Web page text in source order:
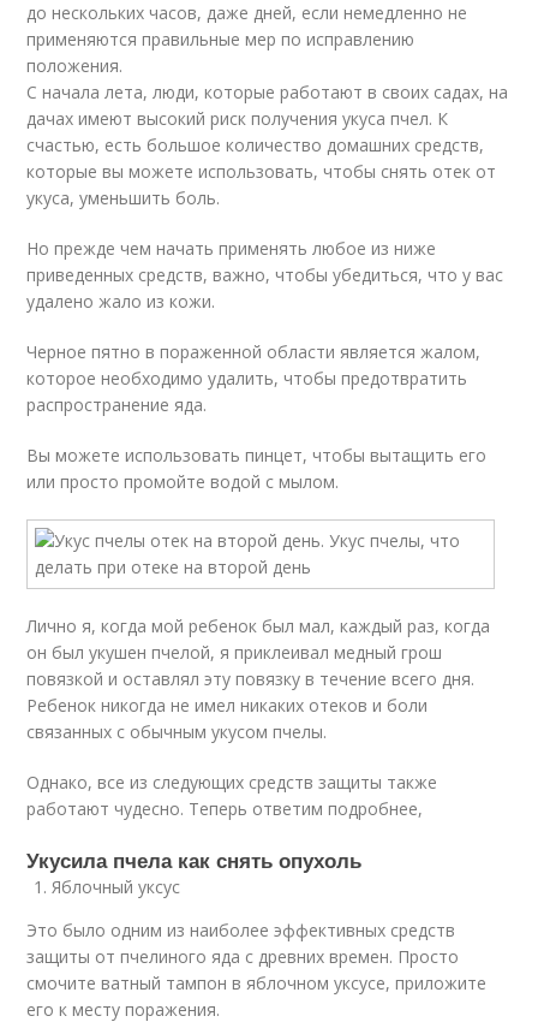
до нескольких часов, даже дней, если немедленно не
применяются правильные мер по исправлению
положения.
С начала лета, люди, которые работают в своих садах, на
дачах имеют высокий риск получения укуса пчел. К
счастью, есть большое количество домашних средств,
которые вы можете использовать, чтобы снять отек от
укуса, уменьшить боль.
Но прежде чем начать применять любое из ниже
приведенных средств, важно, чтобы убедиться, что у вас
удалено жало из кожи.
Черное пятно в пораженной области является жалом,
которое необходимо удалить, чтобы предотвратить
распространение яда.
Вы можете использовать пинцет, чтобы вытащить его
или просто промойте водой с мылом.
Лично я, когда мой ребенок был мал, каждый раз, когда
он был укушен пчелой, я приклеивал медный грош
повязкой и оставлял эту повязку в течение всего дня.
Ребенок никогда не имел никаких отеков и боли
связанных с обычным укусом пчелы.
Однако, все из следующих средств защиты также
работают чудесно. Теперь ответим подробнее,
Укусила пчела как снять опухоль
Яблочный уксус
Это было одним из наиболее эффективных средств
защиты от пчелиного яда с древних времен. Просто
смочите ватный тампон в яблочном уксусе, приложите
его к месту поражения.